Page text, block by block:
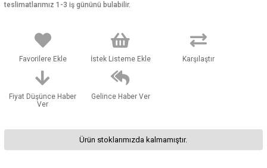
teslimatlarımız 1-3 iş gününü bulabilir.
Favorilere Ekle İstek Listeme Ekle Karşılaştır
Fiyat Düşünce Haber
Ver
Gelince Haber Ver
Ürün stoklarımızda kalmamıştır.